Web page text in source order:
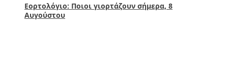
Εορτολόγιο: Ποιοι γιορτάζουν σήμερα, 8
Αυγούστου